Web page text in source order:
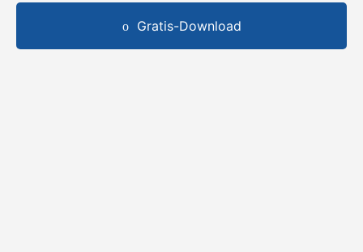
Gratis-Download